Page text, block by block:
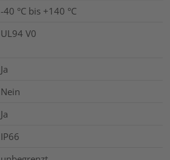
-40 °C bis +140 °C
UL94 V0
Ja
Nein
Ja
IP66